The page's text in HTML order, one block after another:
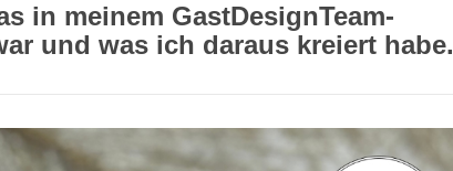
in meinem GastDesignTeam-
und was ich daraus kreiert habe.